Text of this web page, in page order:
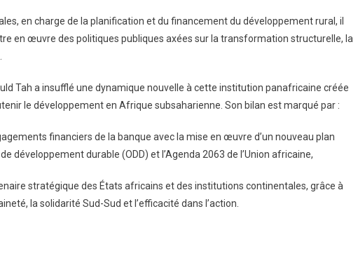
en charge de la planification et du financement du développement rural, il
en œuvre des politiques publiques axées sur la transformation structurelle, la
Tah a insufflé une dynamique nouvelle à cette institution panafricaine créée
le développement en Afrique subsaharienne. Son bilan est marqué par :
financiers de la banque avec la mise en œuvre d’un nouveau plan
développement durable (ODD) et l’Agenda 2063 de l’Union africaine,
stratégique des États africains et des institutions continentales, grâce à
la solidarité Sud-Sud et l’efficacité dans l’action.